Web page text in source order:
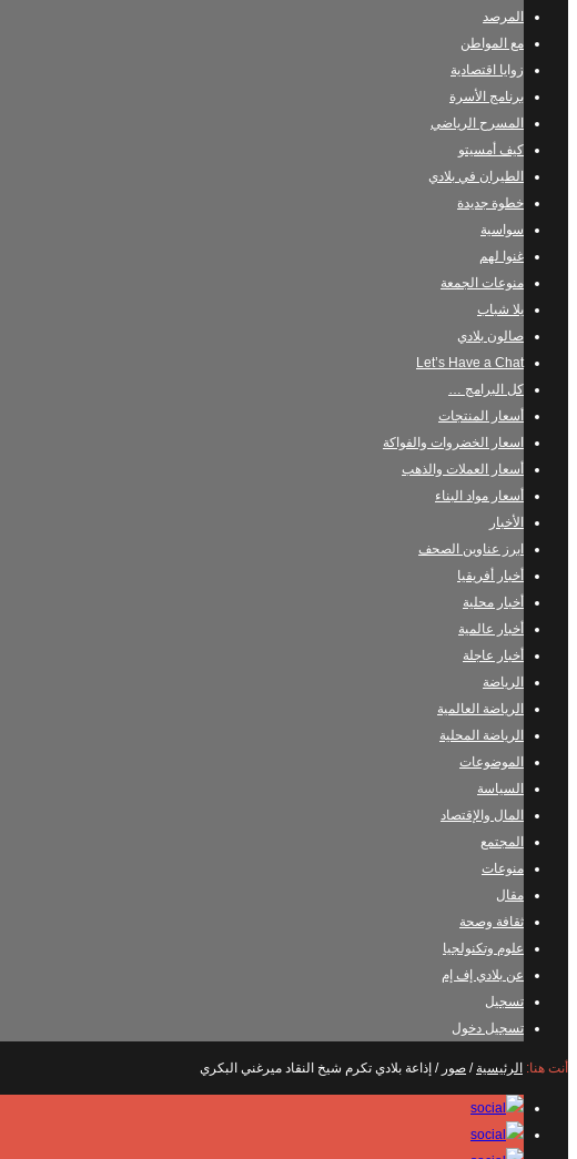
المرصد
مع المواطن
زوايا اقتصادية
برنامج الأسرة
المسرح الرياضي
كيف أمسيتو
الطيران في بلادي
خطوة جديدة
سواسية
غنوا لهم
منوعات الجمعة
يلا شباب
صالون بلادي
Let’s Have a Chat
كل البرامج …
أسعار المنتجات
اسعار الخضروات والفواكة
أسعار العملات والذهب
أسعار مواد البناء
الأخبار
ابرز عناوين الصحف
أخبار أفريقيا
أخبار محلية
أخبار عالمية
أخبار عاجلة
الرياضة
الرياضة العالمية
الرياضة المحلية
الموضوعات
السياسة
المال والإقتصاد
المجتمع
منوعات
مقال
ثقافة وصحة
علوم وتكنولجيا
عن بلادي إف إم
تسجيل
تسجيل دخول
أنت هنا: الرئيسية / صور / إذاعة بلادي تكرم شيخ النقاد ميرغني البكري